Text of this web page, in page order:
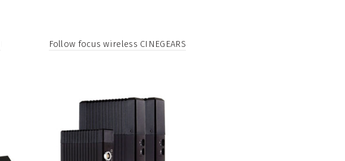
Follow focus wireless CINEGEARS